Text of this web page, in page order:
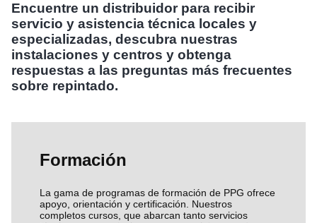
Encuentre un distribuidor para recibir
servicio y asistencia técnica locales y
especializadas, descubra nuestras
instalaciones y centros y obtenga
respuestas a las preguntas más frecuentes
sobre repintado.
Formación
La gama de programas de formación de PPG ofrece
apoyo, orientación y certificación. Nuestros
completos cursos, que abarcan tanto servicios